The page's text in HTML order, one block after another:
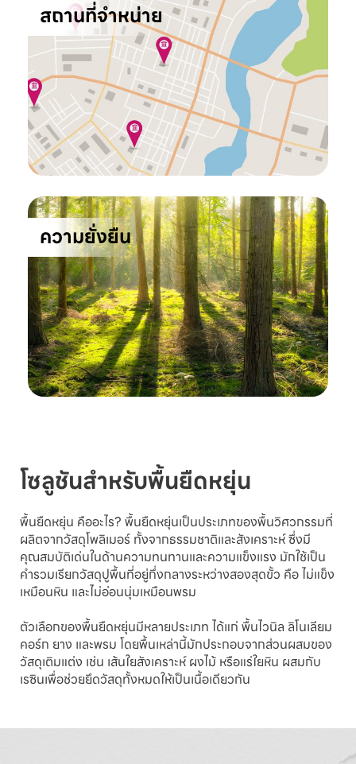
สถานที่จำหน่าย
ความยั่งยืน
โซลูชันสำหรับพื้นยืดหยุ่น
พื้นยืดหยุ่น คืออะไร? พื้นยืดหยุ่นเป็นประเภทของพื้นวิศวกรรมที่
ผลิตจากวัสดุโพลิเมอร์ ทั้งจากธรรมชาติและสังเคราะห์ ซึ่งมี
คุณสมบัติเด่นในด้านความทนทานและความแข็งแรง มักใช้เป็น
คำรวมเรียกวัสดุปูพื้นที่อยู่กึ่งกลางระหว่างสองสุดขั้ว คือ ไม่แข็ง
เหมือนหิน และไม่อ่อนนุ่มเหมือนพรม
ตัวเลือกของพื้นยืดหยุ่นมีหลายประเภท ได้แก่ พื้นไวนิล ลิโนเลียม
คอร์ก ยาง และพรม โดยพื้นเหล่านี้มักประกอบจากส่วนผสมของ
วัสดุเติมแต่ง เช่น เส้นใยสังเคราะห์ ผงไม้ หรือแร่ใยหิน ผสมกับ
เรซินเพื่อช่วยยึดวัสดุทั้งหมดให้เป็นเนื้อเดียวกัน